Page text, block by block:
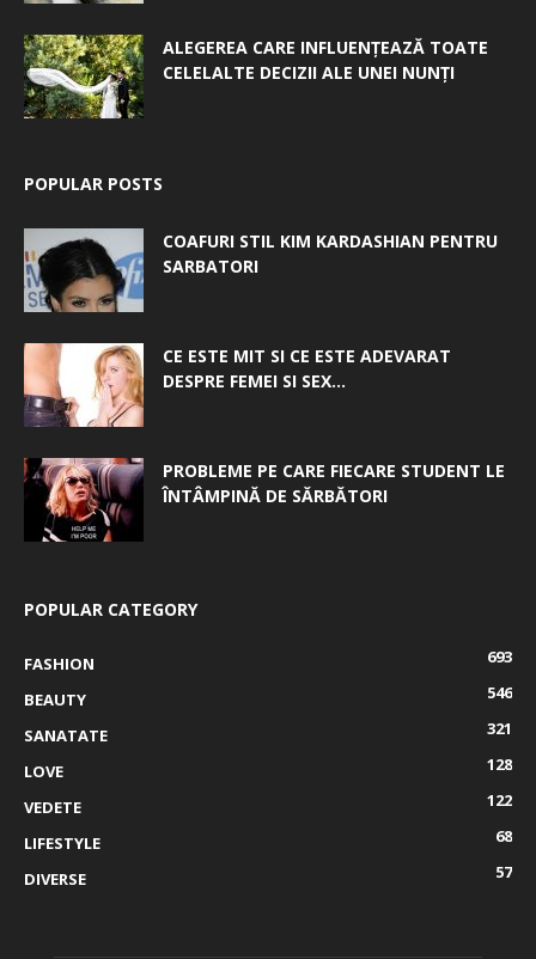
ALEGEREA CARE INFLUENȚEAZĂ TOATE
CELELALTE DECIZII ALE UNEI NUNȚI
POPULAR POSTS
COAFURI STIL KIM KARDASHIAN PENTRU
SARBATORI
CE ESTE MIT SI CE ESTE ADEVARAT
DESPRE FEMEI SI SEX...
PROBLEME PE CARE FIECARE STUDENT LE
ÎNTÂMPINĂ DE SĂRBĂTORI
POPULAR CATEGORY
FASHION
693
BEAUTY
546
SANATATE
321
LOVE
128
VEDETE
122
LIFESTYLE
68
DIVERSE
57